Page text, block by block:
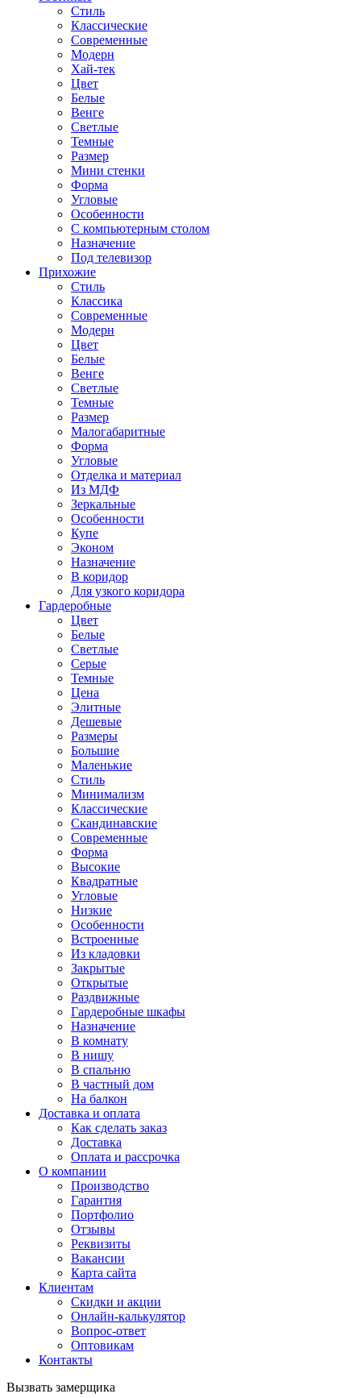
Стиль
Классические
Современные
Модерн
Хай-тек
Цвет
Белые
Венге
Светлые
Темные
Размер
Мини стенки
Форма
Угловые
Особенности
С компьютерным столом
Назначение
Под телевизор
Прихожие
Стиль
Классика
Современные
Модерн
Цвет
Белые
Венге
Светлые
Темные
Размер
Малогабаритные
Форма
Угловые
Отделка и материал
Из МДФ
Зеркальные
Особенности
Купе
Эконом
Назначение
В коридор
Для узкого коридора
Гардеробные
Цвет
Белые
Светлые
Серые
Темные
Цена
Элитные
Дешевые
Размеры
Большие
Маленькие
Стиль
Минимализм
Классические
Скандинавские
Современные
Форма
Высокие
Квадратные
Угловые
Низкие
Особенности
Встроенные
Из кладовки
Закрытые
Открытые
Раздвижные
Гардеробные шкафы
Назначение
В комнату
В нишу
В спальню
В частный дом
На балкон
Доставка и оплата
Как сделать заказ
Доставка
Оплата и рассрочка
О компании
Производство
Гарантия
Портфолио
Отзывы
Реквизиты
Вакансии
Карта сайта
Клиентам
Скидки и акции
Онлайн-калькулятор
Вопрос-ответ
Оптовикам
Контакты
Вызвать замерщика